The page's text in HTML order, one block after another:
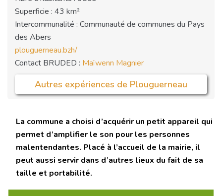
Superficie : 43 km²
Intercommunalité : Communauté de communes du Pays
des Abers
plouguerneau.bzh/
Contact BRUDED : Maïwenn Magnier
Autres expériences de Plouguerneau
La commune a choisi d’acquérir un petit appareil qui
permet d’amplifier le son pour les personnes
malentendantes. Placé à l’accueil de la mairie, il
peut aussi servir dans d’autres lieux du fait de sa
taille et portabilité.